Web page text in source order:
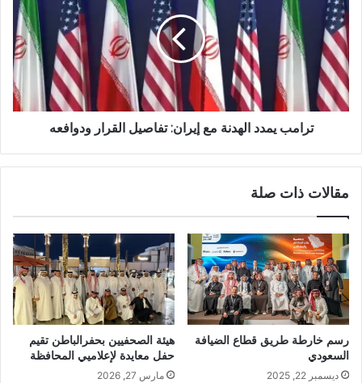
ترامب يمدد الهدنة مع إيران: تفاصيل القرار ودوافعه
مقالات ذات صلة
رسم خارطة طريق قطاع الضيافة
السعودي
ديسمبر 22, 2025
هيئة الصحفيين بحفرالباطن تقيم
حفل معايدة لإعلاميي المحافظة
مارس 27, 2026